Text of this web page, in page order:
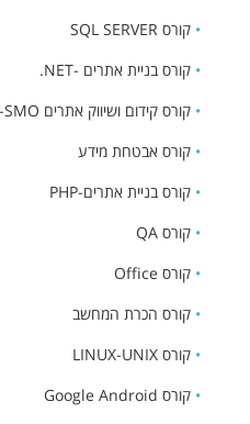
• קורס SQL SERVER
• קורס בניית אתרים -NET.
• קורס קידום ושיווק אתרים SEO-SMO
• קורס אבטחת מידע
• קורס בניית אתרים-PHP
• קורס QA
• קורס Office
• קורס הכרת המחשב
• קורס LINUX-UNIX
• קורס Google Android